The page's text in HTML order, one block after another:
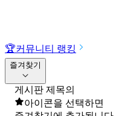
🏆커뮤니티 랭킹
즐겨찾기
게시판 제목의
아이콘을 선택하면